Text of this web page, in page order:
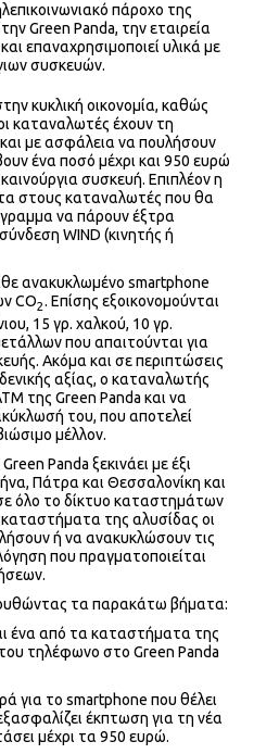
πάροχο της
Green Panda, την εταιρεία
επαναχρησιμοποιεί υλικά με
συσκευών.
κυκλική οικονομία, καθώς
καταναλωτές έχουν τη
με ασφάλεια να πουλήσουν
ένα ποσό μέχρι και 950 ευρώ
συσκευή. Επιπλέον η
στους καταναλωτές που θα
να πάρουν έξτρα
WIND (κινητής ή
ανακυκλωμένο smartphone
CO2. Επίσης εξοικονομούνται
15 γρ. χαλκού, 10 γρ.
που απαιτούνται για
Ακόμα και σε περιπτώσεις
αξίας, ο καταναλωτής
της Green Panda και να
του, που αποτελεί
μέλλον.
Panda ξεκινάει με έξι
Πάτρα και Θεσσαλονίκη και
όλο το δίκτυο καταστημάτων
της αλυσίδας οι
ή να ανακυκλώσουν τις
που πραγματοποιείται
τα παρακάτω βήματα:
ένα από τα καταστήματα της
τηλέφωνο στο Green Panda
για το smartphone που θέλει
έκπτωση για τη νέα
μέχρι τα 950 ευρώ.